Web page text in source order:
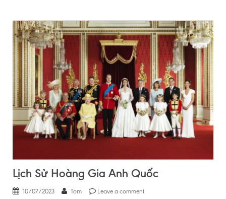
Lịch Sử Hoàng Gia Anh Quốc
10/07/2023 Tom Leave a comment